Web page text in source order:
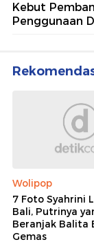
Kebut
Penggunaan
Wolipop
7 Foto Syahrini
Bali, Putrinya
Beranjak Balita
Gemas